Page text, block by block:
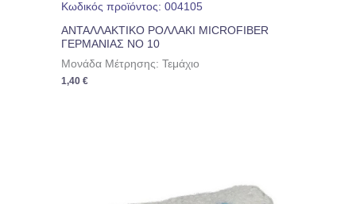
Κωδικός προϊόντος: 004105
ΑΝΤΑΛΛΑΚΤΙΚΟ ΡΟΛΛΑΚΙ MICROFIBER
ΓΕΡΜΑΝΙΑΣ ΝΟ 10
Μονάδα Μέτρησης: Τεμάχιο
1,40€